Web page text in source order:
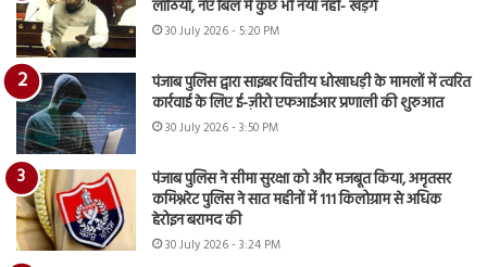
लाठियां, नए बिल में कुछ भी नया नहीं- खड़गे
30 July 2026 - 5:20 PM
पंजाब पुलिस द्वारा साइबर वित्तीय धोखाधड़ी के मामलों में त्वरित
कार्रवाई के लिए ई-ज़ीरो एफआईआर प्रणाली की शुरुआत
30 July 2026 - 3:50 PM
पंजाब पुलिस ने सीमा सुरक्षा को और मजबूत किया, अमृतसर
कमिश्नरेट पुलिस ने सात महीनों में 111 किलोग्राम से अधिक
हेरोइन बरामद की
30 July 2026 - 3:24 PM